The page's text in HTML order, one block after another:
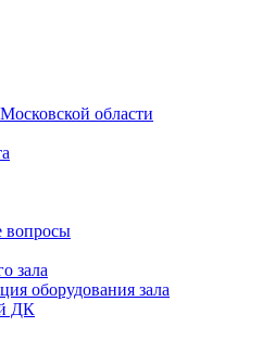
области
вопросы
зала
оборудования зала
ДК